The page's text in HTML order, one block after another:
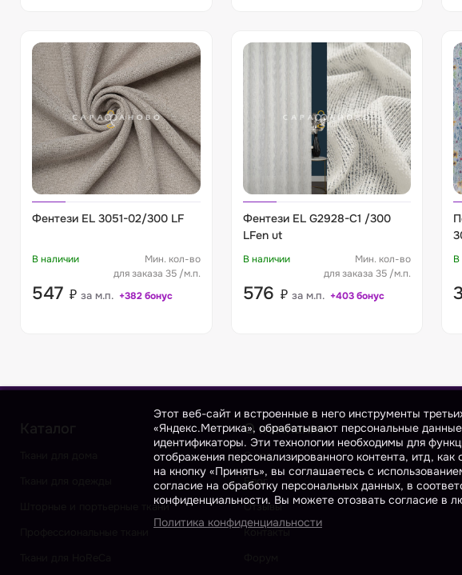
Фентези EL 3051-02/300 LF
В наличии
Мин. кол-во
для заказа 35 /м.п.
547 ₽ за м.п. +382 бонус
Фентези EL G2928-C1 /300
LFen ut
В наличии
Мин. кол-во
для заказа 35 /м.п.
576 ₽ за м.п. +403 бонус
В
Каталог
Шторные и портьерные ткани
О компании
О нас
Блог
Отзывы
Контакты
Этот веб-сайт и встроенные в него инструменты
«Яндекс.Метрика», обрабатывают персональные
идентификаторы. Эти технологии необходимы для
отображения персонализированного контента, итд,
на кнопку «Принять», вы соглашаетесь с
согласие на обработку персональных данных, в
конфиденциальности. Вы можете отозвать согласие в
Политика конфиденциальности